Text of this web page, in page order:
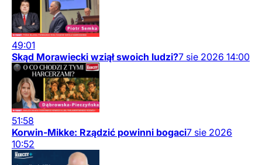
49:01
Skąd Morawiecki wziął swoich ludzi?7 sie 2026 14:00
51:58
Korwin-Mikke: Rządzić powinni bogaci7 sie 2026
10:52